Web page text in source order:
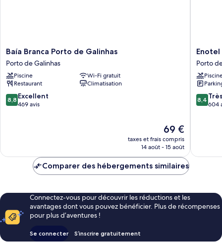
Baía
Branca
Porto
de
Galinhas
Porto
de
Baía Branca Porto de Galinhas
Porto de Galinhas
Piscine
Wi-Fi gratuit
Restaurant
Climatisation
8.8
sur
8,8 Excellent
469 avis
Le
nouveau
prix
de
69 €
taxes et frais compris
14 août - 15 août
Enotel
Porto
de
Galinhas
-
All
inclusive
Porto
8.4
sur
8,4
604
Comparer des hébergements similaires
Connectez-vous pour découvrir les réductions et les
avantages dont vous pouvez bénéficier. Plus de récompenses
pour plus d’aventures !
Se connecter S’inscrire gratuitement